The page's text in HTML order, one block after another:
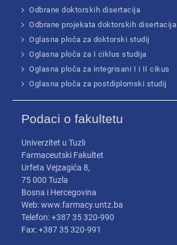
Odbrane doktorskih disertacija
Odbrane projekata doktorskih disertacija
Oglasna ploča za doktorski studij
Oglasna ploča za I ciklus studija
Oglasna ploča za integrisani I i II cikus
Oglasna ploča za postdiplomski studij
Podaci o fakultetu
Univerzitet u Tuzli
Farmaceutski Fakultet
Urfeta Vejzagića 8,
75 000 Tuzla
Bosna i Hercegovina
Web: www.farmacy.untz.ba
Telefon: +387 35 320-990
Fax: +387 35 320-991